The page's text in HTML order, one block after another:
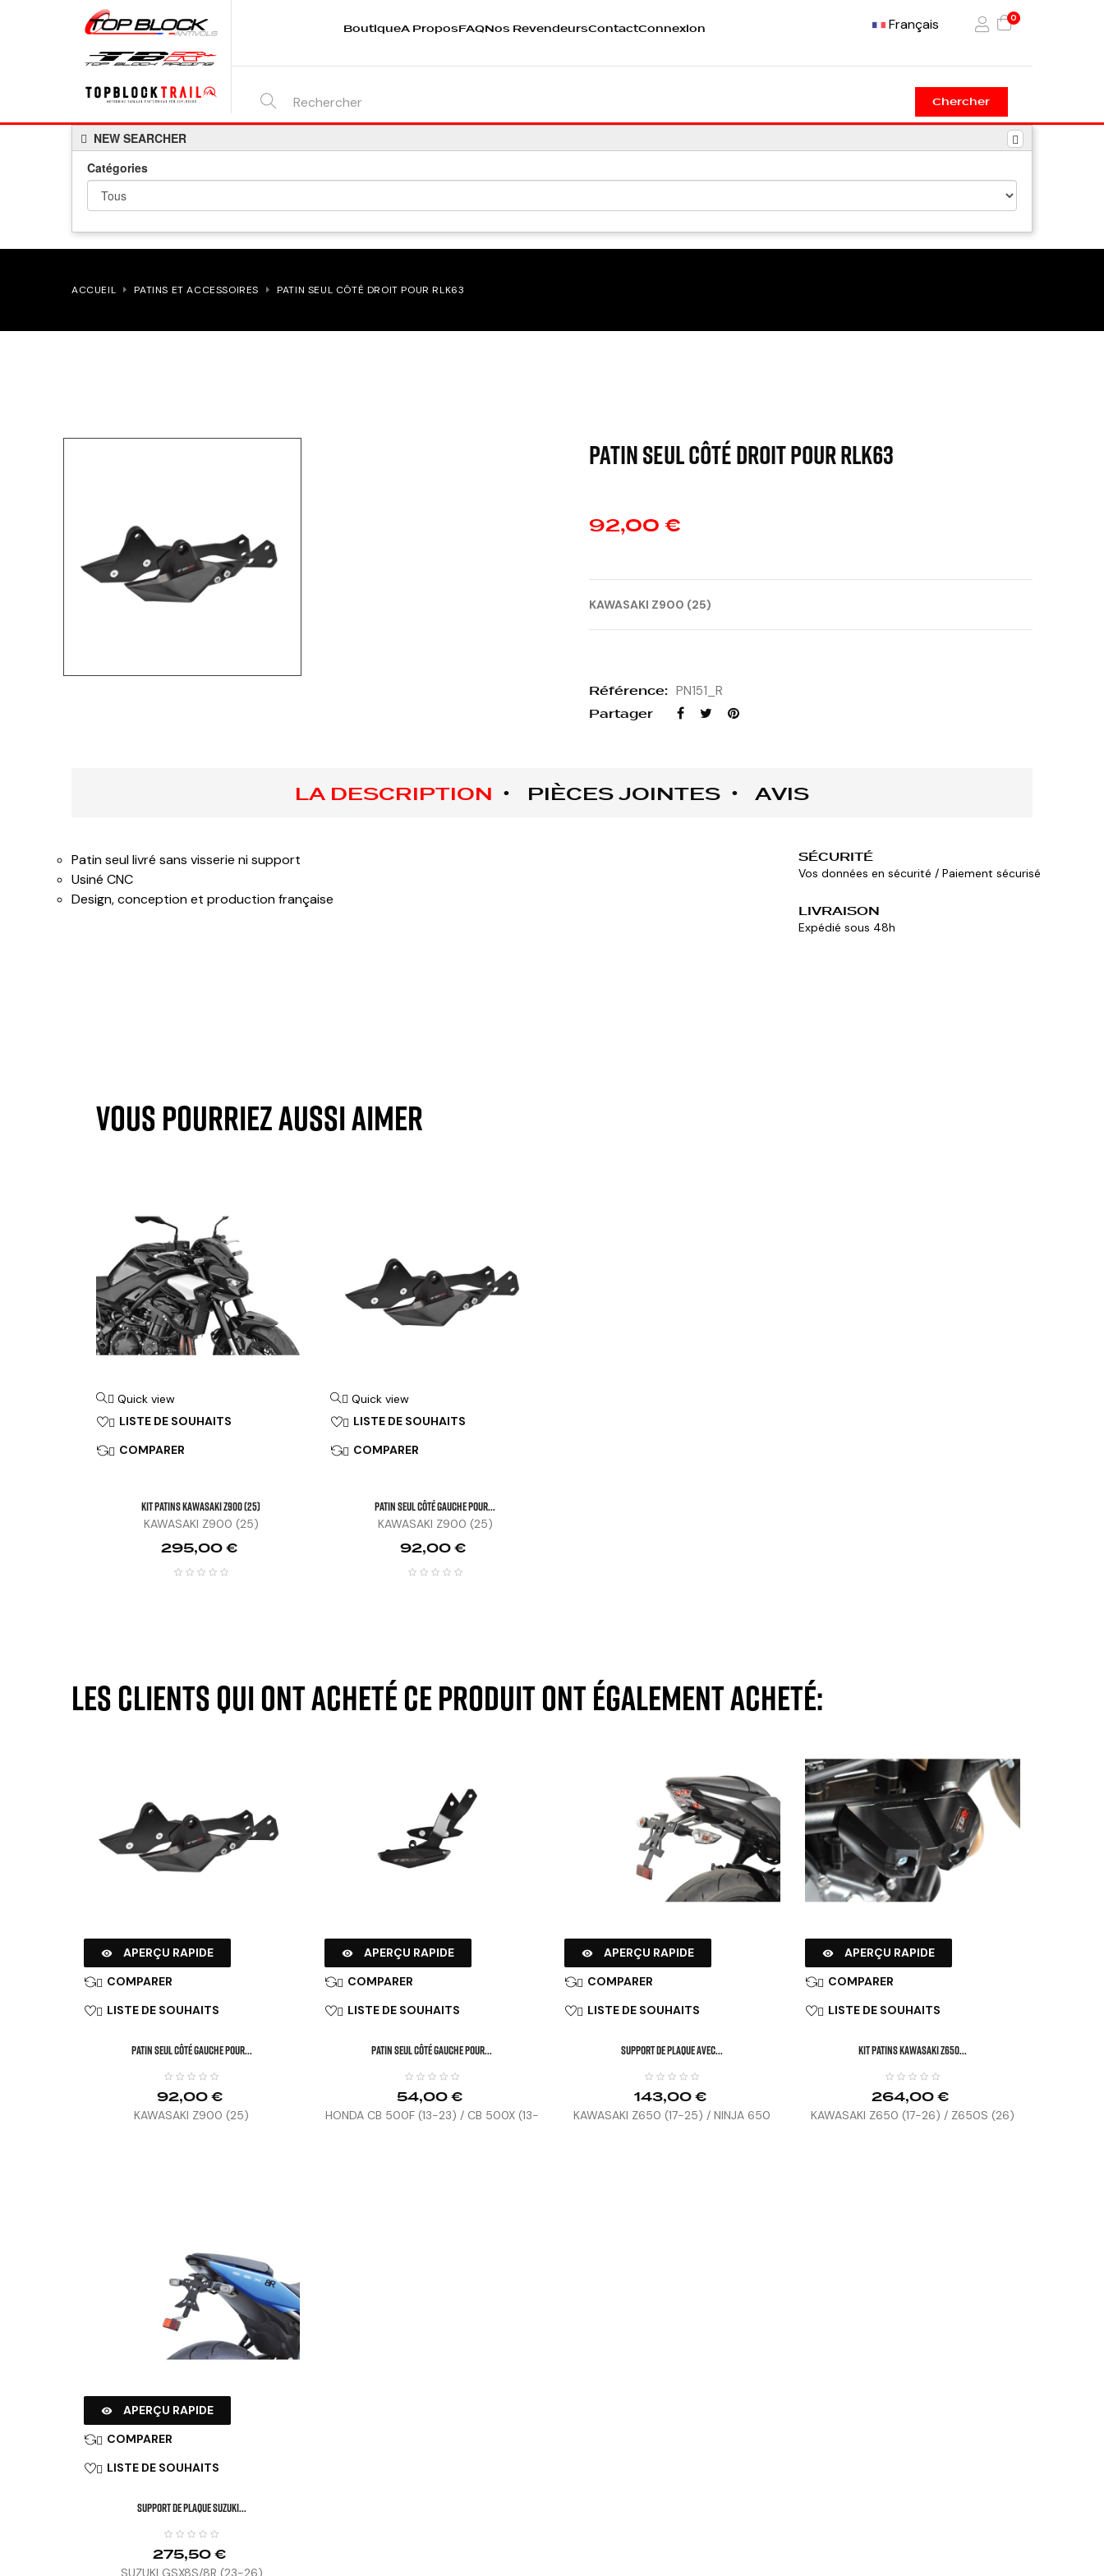
BoutiqueA ProposFAQNos RevendeursContactConnexion Français 0
Chercher
NEW SEARCHER
Catégories
ACCUEIL PATINS ET ACCESSOIRES PATIN SEUL CÔTÉ DROIT POUR RLK63
Patin seul côté droit pour RLK63
92,00 €
KAWASAKI Z900 (25)
Référence: PN151_R
Partager
LA DESCRIPTION PIÈCES JOINTES AVIS
Patin seul livré sans visserie ni support
Usiné CNC
Design, conception et production française
SÉCURITÉ
Vos données en sécurité / Paiement sécurisé
LIVRAISON
Expédié sous 48h
VOUS POURRIEZ AUSSI AIMER
 Quick view
 LISTE DE SOUHAITS
 COMPARER
KIT PATINS KAWASAKI Z900 (25)
KAWASAKI Z900 (25)
Prix
295,00 €
 Quick view
 LISTE DE SOUHAITS
 COMPARER
Patin Seul Côté Gauche Pour...
KAWASAKI Z900 (25)
Prix
92,00 €
Les clients qui ont acheté ce produit ont également acheté:
 APERÇU RAPIDE
 COMPARER
 LISTE DE SOUHAITS
Patin Seul Côté Gauche Pour...
92,00 €
KAWASAKI Z900 (25)
 APERÇU RAPIDE
 COMPARER
 LISTE DE SOUHAITS
Patin Seul Côté Gauche Pour...
54,00 €
HONDA CB 500F (13-23) / CB 500X (13-
 APERÇU RAPIDE
 COMPARER
 LISTE DE SOUHAITS
SUPPORT DE PLAQUE AVEC...
143,00 €
KAWASAKI Z650 (17-25) / NINJA 650
 APERÇU RAPIDE
 COMPARER
 LISTE DE SOUHAITS
KIT PATINS KAWASAKI Z650...
264,00 €
KAWASAKI Z650 (17-26) / Z650S (26)
 APERÇU RAPIDE
 COMPARER
 LISTE DE SOUHAITS
SUPPORT DE PLAQUE SUZUKI...
275,50 €
SUZUKI GSX8S/8R (23-26)